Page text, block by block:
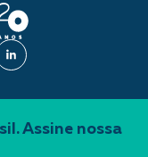
Assine nossa